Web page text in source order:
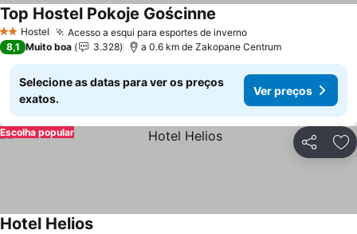
2 Estrelas
Hostel Acesso a esqui para esportes de inverno
Top Hostel Pokoje Gościnne
8,1 Muito boa 3.328 a 0.6 km de Zakopane Centrum
Selecione as datas para ver os preços
exatos.
Ver preços
Partilhar
Escolha popular
Hotel Helios